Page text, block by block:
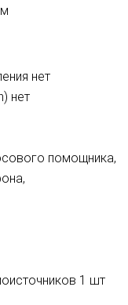
нет
нет
помощника,
1 шт